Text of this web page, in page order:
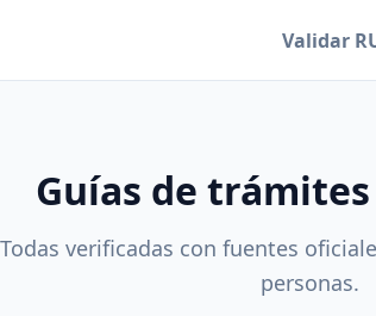
Validar
Guías de
Todas verificadas con fuentes
personas.